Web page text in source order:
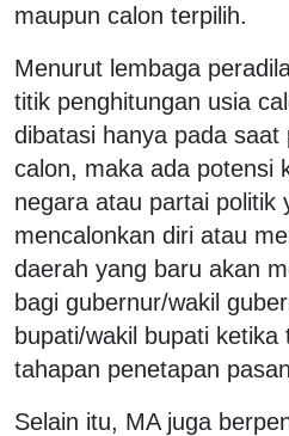
maupun calon terpilih.
Menurut lembaga
titik penghitungan usia
dibatasi hanya pada saat
calon, maka ada potensi
negara atau partai politik
mencalonkan diri atau
daerah yang baru akan
bagi gubernur/wakil
bupati/wakil bupati ketika
tahapan penetapan
Selain itu, MA juga